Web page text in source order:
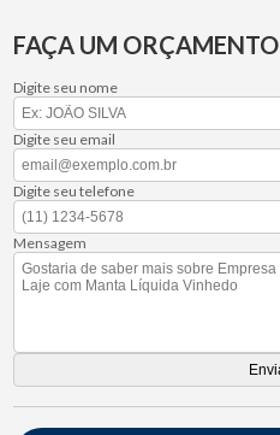
FAÇA UM ORÇAMENTO
Digite seu nome
Digite seu email
Digite seu telefone
Mensagem